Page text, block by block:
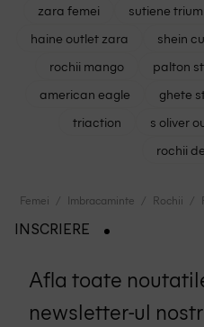
zara femei
sutiene
haine outlet zara
shein
rochii mango
palton
american eagle
ghete
triaction
s oliver
rochii
Femei Imbracaminte Rochii
INSCRIERE
Afla toate
newsletter-ul